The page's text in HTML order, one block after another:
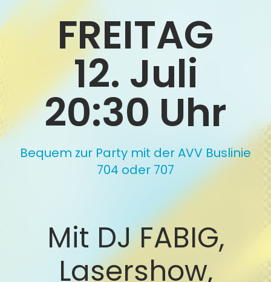
FREITAG
12. Juli
20:30 Uhr
Bequem zur Party mit der AVV Buslinie
704 oder 707
Mit DJ FABIG,
Lasershow,